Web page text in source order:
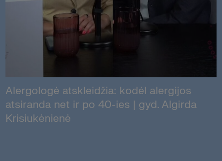
Alergologė atskleidžia: kodėl alergijos
atsiranda net ir po 40-ies | gyd. Algirda
Krisiukėnienė